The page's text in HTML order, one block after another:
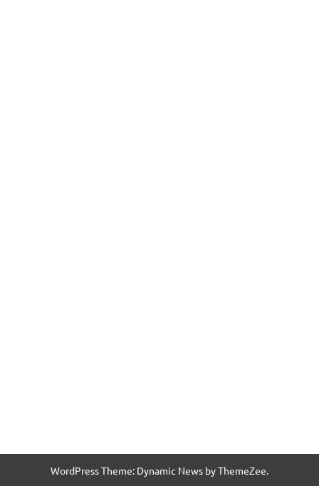
WordPress Theme: Dynamic News by ThemeZee.